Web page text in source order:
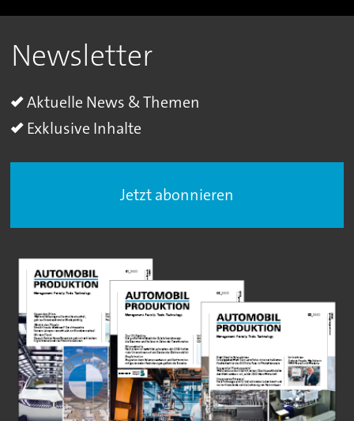
Newsletter
Aktuelle News & Themen
Exklusive Inhalte
Jetzt abonnieren